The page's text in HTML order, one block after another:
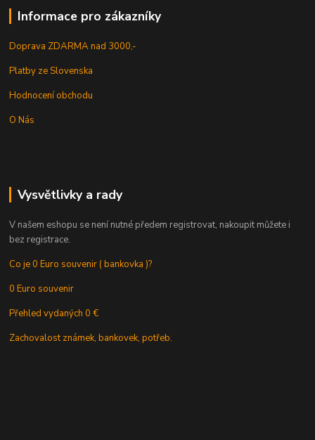
Informace pro zákazníky
Doprava ZDARMA nad 3000,-
Platby ze Slovenska
Hodnocení obchodu
O Nás
Vysvětlivky a rady
V našem eshopu se není nutné předem registrovat, nakoupit můžete i
bez registrace.
Co je 0 Euro souvenir ( bankovka )?
0 Euro souvenir
Přehled vydaných 0 €
Zachovalost známek, bankovek, potřeb.